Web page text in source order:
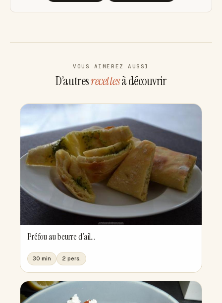
VOUS AIMEREZ AUSSI
D’autresrecettesà découvrir
Préfou au beurre d’ail...
30 min 2 pers.